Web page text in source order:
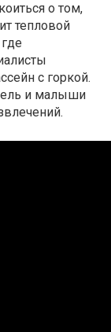
о том,
тепловой
с горкой.
и малыши